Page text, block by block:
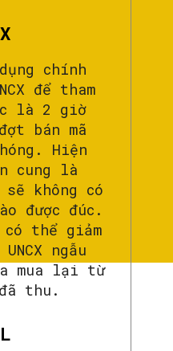
chính
để tham
là 2 giờ
bán mã
Hiện
cung là
sẽ không có
được đúc.
có thể giảm
ngẫu
mua lại từ
thu.